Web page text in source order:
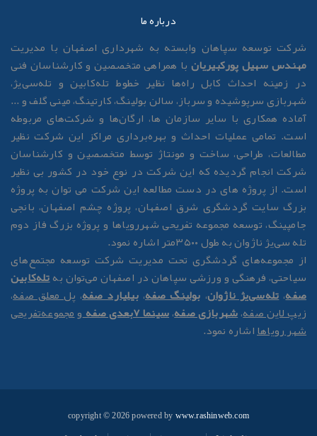
درباره ما
شرکت توسعه سپاهان وابسته به شهرداری اصفهان با مدیریت
مهندس سهیل پورکبیریانبا همراهی متخصصین و کارشناسان فنی
در زمینه احداث کابل راه‌ها نظیر خطوط تله‌کابین و تله‌سی‌یژ،
شهربازی سرپوشیده و سرباز، سالن بولینگ، کارتینگ، مینی گلف و ...
آماده همکاری با سایر سازمان ها، ارگان‌ها و شرکت‌های مربوطه
است. تمامی عملیات احداث و بهره‌برداری مراکز این شرکت نظیر
مطالعات، طراحی، ساخت و مونتاژ توسط متخصصین و کارشناسان
شرکت انجام گردیده که این شرکت در نوع خود در کشور بی نظیر
است. از پروژه های در دست مطالعه این شرکت می توان به پروژه
بزرگ سایت گردشگری شرق اصفهان، پروژه چشم اصفهان، بانجی
جامپینگ، توسعه مجموعه تفریحی شهررویاها و پروژه بزرگ فاز دوم
تله سی‌یژ ناژوان به طول ۳۵۰۰متر اشاره نمود.
از مجموعه‌های گردشگری تحت مدیریت شرکت توسعه مجتمع‌های
سیاحتی، فرهنگی و ورزشی سپاهان در اصفهان می‌توان بهتله‌کابین
،تله‌سی‌یژ ناژوان،بولینگ صفه،بیلیارد صفه،پل معلق صفه،
زیپ لاین صفه،شهربازی صفه،سینما 7بعدی صفه ومجموعه‌تفریحی
شهر رویاهااشاره نمود.
copyright © 2026 powered bywww.rashinweb.com